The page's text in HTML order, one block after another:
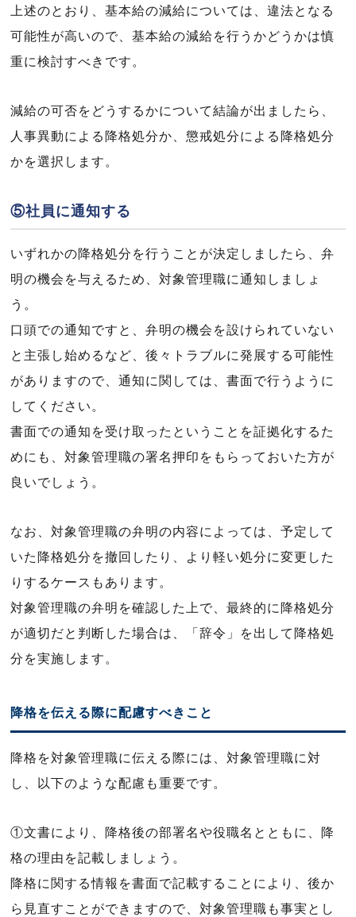
上述のとおり、基本給の減給については、違法となる
可能性が高いので、基本給の減給を行うかどうかは慎
重に検討すべきです。
減給の可否をどうするかについて結論が出ましたら、
人事異動による降格処分か、懲戒処分による降格処分
かを選択します。
⑤社員に通知する
いずれかの降格処分を行うことが決定しましたら、弁
明の機会を与えるため、対象管理職に通知しましょ
う。
口頭での通知ですと、弁明の機会を設けられていない
と主張し始めるなど、後々トラブルに発展する可能性
がありますので、通知に関しては、書面で行うように
してください。
書面での通知を受け取ったということを証拠化するた
めにも、対象管理職の署名押印をもらっておいた方が
良いでしょう。
なお、対象管理職の弁明の内容によっては、予定して
いた降格処分を撤回したり、より軽い処分に変更した
りするケースもあります。
対象管理職の弁明を確認した上で、最終的に降格処分
が適切だと判断した場合は、「辞令」を出して降格処
分を実施します。
降格を伝える際に配慮すべきこと
降格を対象管理職に伝える際には、対象管理職に対
し、以下のような配慮も重要です。
①文書により、降格後の部署名や役職名とともに、降
格の理由を記載しましょう。
降格に関する情報を書面で記載することにより、後か
ら見直すことができますので、対象管理職も事実とし